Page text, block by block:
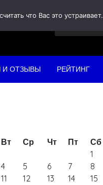
И ОТЗЫВЫ РЕЙТИНГ
Вт Ср Чт Пт Сб
1
4 5 6 7 8
11 12 13 14 15
что Вас это устраивает.